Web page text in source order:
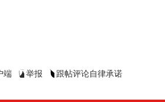
端 举报 跟帖评论自律承诺